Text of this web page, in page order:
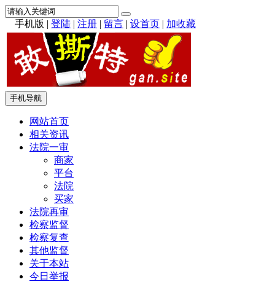
手机版 | 登陆 | 注册 | 留言 | 设首页 | 加收藏
手机导航
网站首页
相关资讯
法院一审
商家
平台
法院
买家
法院再审
检察监督
检察复查
其他监督
关于本站
今日举报